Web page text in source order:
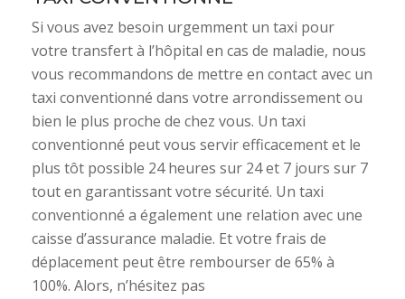
Si vous avez besoin urgemment un taxi pour
votre transfert à l’hôpital en cas de maladie, nous
vous recommandons de mettre en contact avec un
taxi conventionné dans votre arrondissement ou
bien le plus proche de chez vous. Un taxi
conventionné peut vous servir efficacement et le
plus tôt possible 24 heures sur 24 et 7 jours sur 7
tout en garantissant votre sécurité. Un taxi
conventionné a également une relation avec une
caisse d’assurance maladie. Et votre frais de
déplacement peut être rembourser de 65% à
100%. Alors, n’hésitez pas